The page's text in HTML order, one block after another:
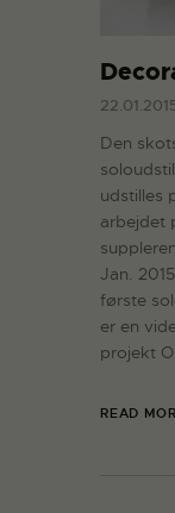
Den
udstilles
arbejdet
Jan.
første
er en
projekt
READ